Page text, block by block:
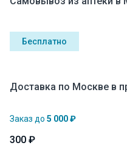
Бесплатно
Доставка по Москве в
Заказ до 5 000 ₽
300 ₽